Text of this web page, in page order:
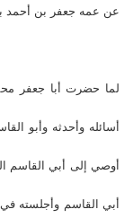
عن عمه جعفر بن أحمد
لما حضرت أبا جعفر
أسائله وأحدثه وأبو
أوصي إلى أبي القاسم
أبي القاسم وأجلسته